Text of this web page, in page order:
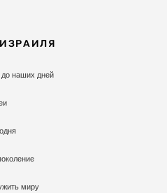
наших дней
миру